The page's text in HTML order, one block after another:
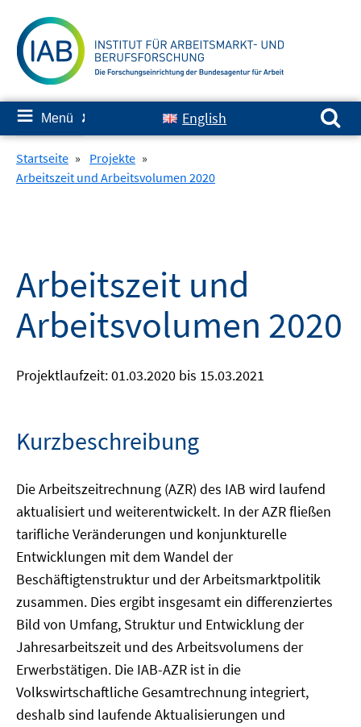
zum
Inhalt
≡ Menü ✘ English
Suchen nach:
Startseite » Projekte »
Arbeitszeit und Arbeitsvolumen 2020
Arbeitszeit und
Arbeitsvolumen 2020
Projektlaufzeit: 01.03.2020 bis 15.03.2021
Kurzbeschreibung
Die Arbeitszeitrechnung (AZR) des IAB wird laufend
aktualisiert und weiterentwickelt. In der AZR fließen
tarifliche Veränderungen und konjunkturelle
Entwicklungen mit dem Wandel der
Beschäftigtenstruktur und der Arbeitsmarktpolitik
zusammen. Dies ergibt insgesamt ein differenziertes
Bild von Umfang, Struktur und Entwicklung der
Jahresarbeitszeit und des Arbeitsvolumens der
Erwerbstätigen. Die IAB-AZR ist in die
Volkswirtschaftliche Gesamtrechnung integriert,
deshalb sind laufende Aktualisierungen und